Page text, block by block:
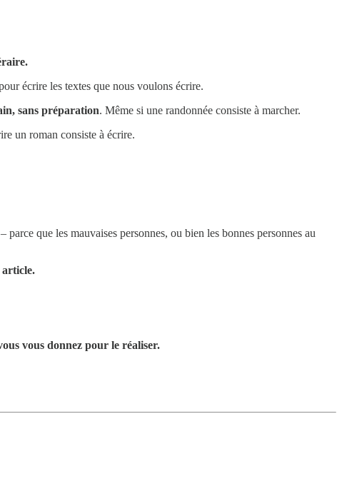
écrire les textes que nous voulons écrire.
sans préparation. Même si une randonnée consiste à marcher.
un roman consiste à écrire.
que les mauvaises personnes, ou bien les bonnes personnes au
article.
vous donnez pour le réaliser.